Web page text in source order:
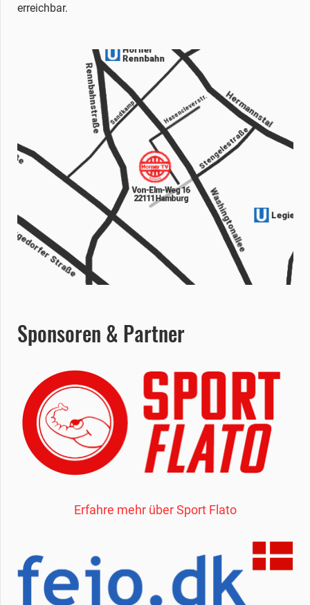
erreichbar.
Sponsoren & Partner
Erfahre mehr über Sport Flato